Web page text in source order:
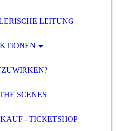
LEITUNG
SCENES
- TICKETSHOP